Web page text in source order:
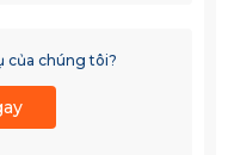
của chúng tôi?